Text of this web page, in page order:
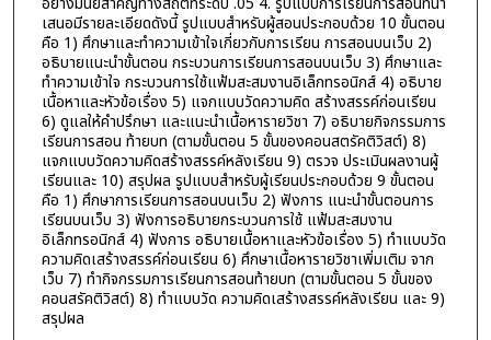
เสนอมีรายละเอียดดังนี้ รูปแบบสำหรับผู้สอนประกอบด้วย 10 ขั้นตอน
คือ 1) ศึกษาและทำความเข้าใจเกี่ยวกับการเรียน การสอนบนเว็บ 2)
อธิบายแนะนำขั้นตอน กระบวนการเรียนการสอนบนเว็บ 3) ศึกษาและ
ทำความเข้าใจ กระบวนการใช้แฟ้มสะสมงานอิเล็กทรอนิกส์ 4) อธิบาย
เนื้อหาและหัวข้อเรื่อง 5) แจกแบบวัดความคิด สร้างสรรค์ก่อนเรียน
6) ดูแลให้คำปรึกษา และแนะนำเนื้อหารายวิชา 7) อธิบายกิจกรรมการ
เรียนการสอน ท้ายบท (ตามขั้นตอน 5 ขั้นของคอนสตรัคติวิสต์) 8)
แจกแบบวัดความคิดสร้างสรรค์หลังเรียน 9) ตรวจ ประเมินผลงานผู้
เรียนและ 10) สรุปผล รูปแบบสำหรับผู้เรียนประกอบด้วย 9 ขั้นตอน
คือ 1) ศึกษาการเรียนการสอนบนเว็บ 2) ฟังการ แนะนำขั้นตอนการ
เรียนบนเว็บ 3) ฟังการอธิบายกระบวนการใช้ แฟ้มสะสมงาน
อิเล็กทรอนิกส์ 4) ฟังการ อธิบายเนื้อหาและหัวข้อเรื่อง 5) ทำแบบวัด
ความคิดเสร้างสรรค์ก่อนเรียน 6) ศึกษาเนื้อหารายวิชาเพิ่มเติม จาก
เว็บ 7) ทำกิจกรรมการเรียนการสอนท้ายบท (ตามขั้นตอน 5 ขั้นของ
คอนสรัคติวิสต์) 8) ทำแบบวัด ความคิดเสร้างสรรค์หลังเรียน และ 9)
สรุปผล